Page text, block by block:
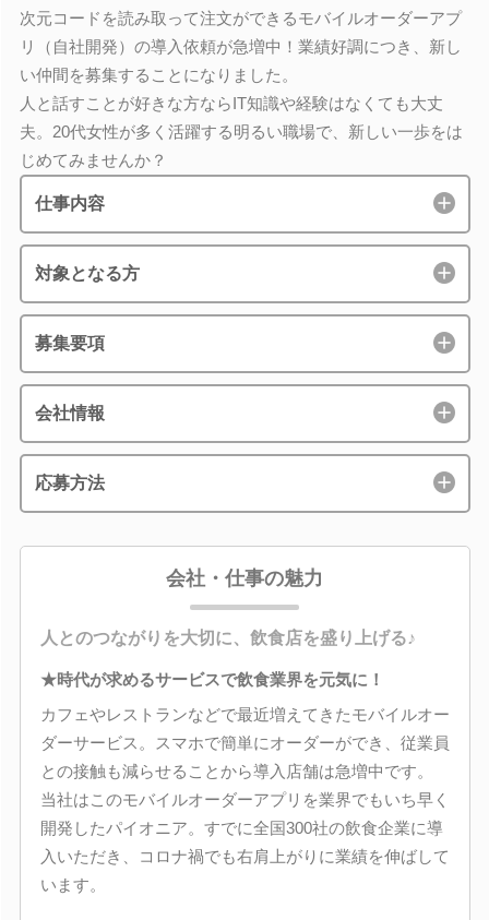
次元コードを読み取って注文ができるモバイルオーダーアプ
リ（自社開発）の導入依頼が急増中！業績好調につき、新し
い仲間を募集することになりました。
人と話すことが好きな方ならIT知識や経験はなくても大丈
夫。20代女性が多く活躍する明るい職場で、新しい一歩をは
じめてみませんか？
仕事内容
対象となる方
募集要項
会社情報
応募方法
会社・仕事の魅力
人とのつながりを大切に、飲食店を盛り上げる♪
★時代が求めるサービスで飲食業界を元気に！
カフェやレストランなどで最近増えてきたモバイルオー
ダーサービス。スマホで簡単にオーダーができ、従業員
との接触も減らせることから導入店舗は急増中です。
当社はこのモバイルオーダーアプリを業界でもいち早く
開発したパイオニア。すでに全国300社の飲食企業に導
入いただき、コロナ禍でも右肩上がりに業績を伸ばして
います。